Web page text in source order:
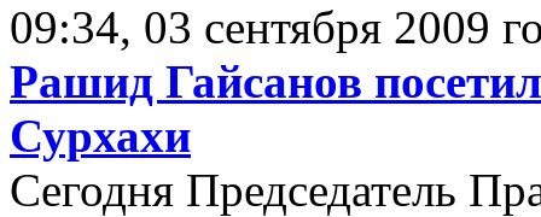
09:34, 03 сентября 2009
Рашид Гайсанов
Сурхахи
Сегодня Председатель